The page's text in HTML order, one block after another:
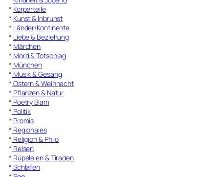
* Körperteile
* Kunst & Inbrunst
* Länder/Kontinente
* Liebe & Beziehung
* Märchen
* Mord & Totschlag
* München
* Musik & Gesang
* Ostern & Weihnacht
* Pflanzen & Natur
* Poetry Slam
* Politik
* Promis
* Regionales
* Religion & Philo
* Reisen
* Rüpeleien & Tiraden
* Schlafen